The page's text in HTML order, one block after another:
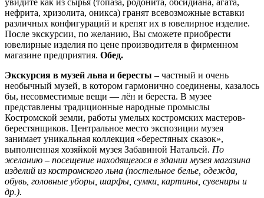
увидите как из сырья (топаза, родонита, обсидиана, агата,
нефрита, хризолита, оникса) гранят всевозможные вставки
различных конфигураций и крепят их в ювелирное изделие.
После экскурсии, по желанию, Вы сможете приобрести
ювелирные изделия по цене производителя в фирменном
магазине предприятия. Обед.
Экскурсия в музей льна и бересты –частный и очень
необычный музей, в котором гармонично соединены, казалось
бы, несовместимые вещи — лён и береста. В музее
представлены традиционные народные промыслы
Костромской земли, работы умелых костромских мастеров-
берестянщиков. Центральное место экспозиции музея
занимает уникальная коллекция «берестяных сказок»,
выполненная хозяйкой музея Забавиной Натальей. По
желанию – посещение находящегося в здании музея магазина
изделий из костромского льна (постельное белье, одежда,
обувь, головные уборы, шарфы, сумки, картины, сувениры и
др.).